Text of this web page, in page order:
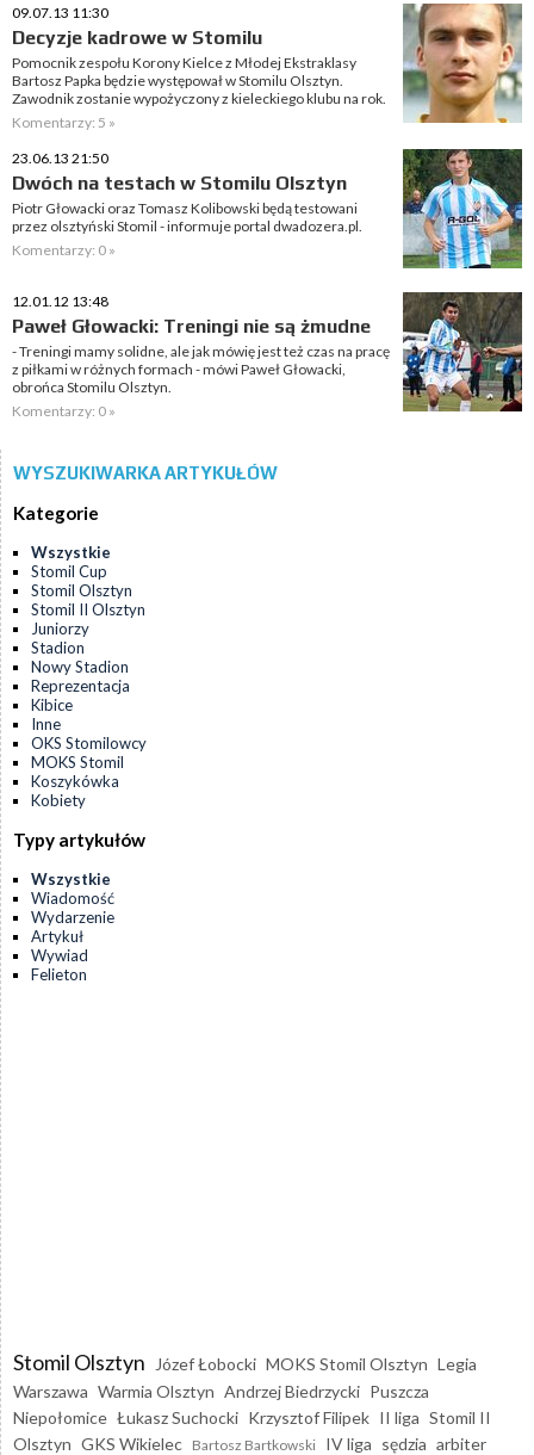
09.07.13 11:30
Decyzje kadrowe w Stomilu
Pomocnik zespołu Korony Kielce z Młodej Ekstraklasy
Bartosz Papka będzie występował w Stomilu Olsztyn.
Zawodnik zostanie wypożyczony z kieleckiego klubu na rok.
Komentarzy: 5 »
23.06.13 21:50
Dwóch na testach w Stomilu Olsztyn
Piotr Głowacki oraz Tomasz Kolibowski będą testowani
przez olsztyński Stomil - informuje portal dwadozera.pl.
Komentarzy: 0 »
12.01.12 13:48
Paweł Głowacki: Treningi nie są żmudne
- Treningi mamy solidne, ale jak mówię jest też czas na pracę
z piłkami w różnych formach - mówi Paweł Głowacki,
obrońca Stomilu Olsztyn.
Komentarzy: 0 »
WYSZUKIWARKA ARTYKUŁÓW
Kategorie
Wszystkie
Stomil Cup
Stomil Olsztyn
Stomil II Olsztyn
Juniorzy
Stadion
Nowy Stadion
Reprezentacja
Kibice
Inne
OKS Stomilowcy
MOKS Stomil
Koszykówka
Kobiety
Typy artykułów
Wszystkie
Wiadomość
Wydarzenie
Artykuł
Wywiad
Felieton
Stomil Olsztyn Józef Łobocki MOKS Stomil Olsztyn Legia
Warszawa Warmia Olsztyn Andrzej Biedrzycki Puszcza
Niepołomice Łukasz Suchocki Krzysztof Filipek II liga Stomil II
Olsztyn GKS Wikielec Bartosz Bartkowski IV liga sędzia arbiter